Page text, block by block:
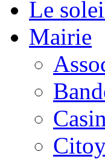
Le
Mairie